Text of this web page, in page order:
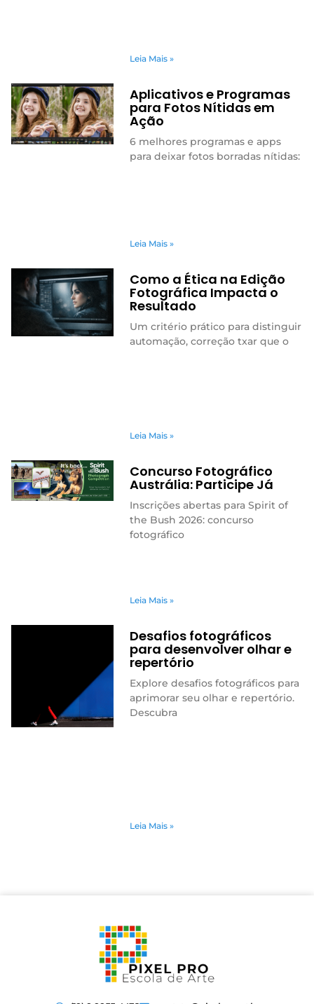
Leia Mais »
Aplicativos e Programas
para Fotos Nítidas em
Ação
6 melhores programas e apps
para deixar fotos borradas nítidas:
Leia Mais »
Como a Ética na Edição
Fotográfica Impacta o
Resultado
Um critério prático para distinguir
automação, correção txar que o
Leia Mais »
Concurso Fotográfico
Austrália: Participe Já
Inscrições abertas para Spirit of
the Bush 2026: concurso
fotográfico
Leia Mais »
Desafios fotográficos
para desenvolver olhar e
repertório
Explore desafios fotográficos para
aprimorar seu olhar e repertório.
Descubra
Leia Mais »